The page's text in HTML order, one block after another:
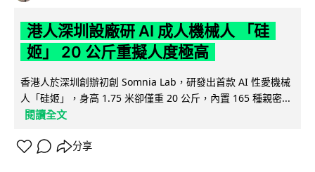
港人深圳設廠研 AI 成人機械人 「硅
姬」 20 公斤重擬人度極高
香港人於深圳創辦初創 Somnia Lab，研發出首款 AI 性愛機械
人「硅姬」，身高 1.75 米卻僅重 20 公斤，內置 165 種親密...
閱讀全文
分享